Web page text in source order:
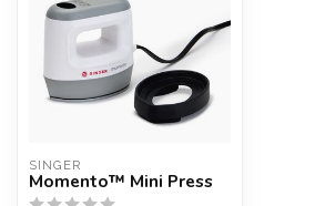
SINGER
Momento™ Mini Press